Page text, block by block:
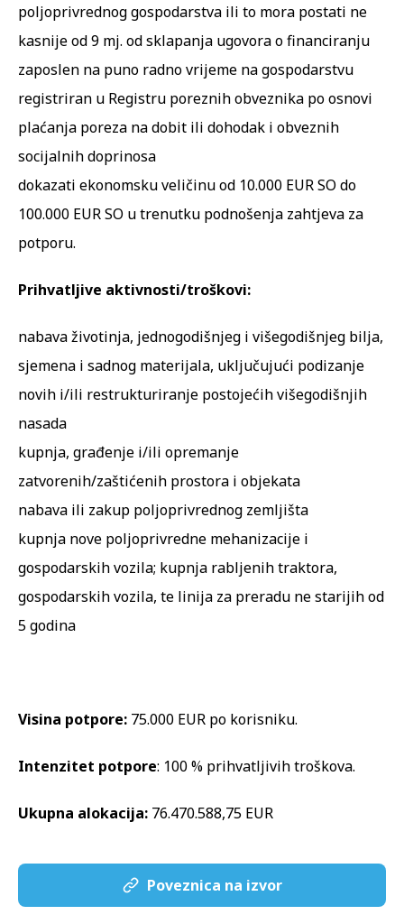
poljoprivrednog gospodarstva ili to mora postati ne
kasnije od 9 mj. od sklapanja ugovora o financiranju
zaposlen na puno radno vrijeme na gospodarstvu
registriran u Registru poreznih obveznika po osnovi
plaćanja poreza na dobit ili dohodak i obveznih
socijalnih doprinosa
dokazati ekonomsku veličinu od 10.000 EUR SO do
100.000 EUR SO u trenutku podnošenja zahtjeva za
potporu.
Prihvatljive aktivnosti/troškovi:
nabava životinja, jednogodišnjeg i višegodišnjeg bilja,
sjemena i sadnog materijala, uključujući podizanje
novih i/ili restrukturiranje postojećih višegodišnjih
nasada
kupnja, građenje i/ili opremanje
zatvorenih/zaštićenih prostora i objekata
nabava ili zakup poljoprivrednog zemljišta
kupnja nove poljoprivredne mehanizacije i
gospodarskih vozila; kupnja rabljenih traktora,
gospodarskih vozila, te linija za preradu ne starijih od
5 godina
Visina potpore: 75.000 EUR po korisniku.
Intenzitet potpore: 100 % prihvatljivih troškova.
Ukupna alokacija: 76.470.588,75 EUR
Poveznica na izvor